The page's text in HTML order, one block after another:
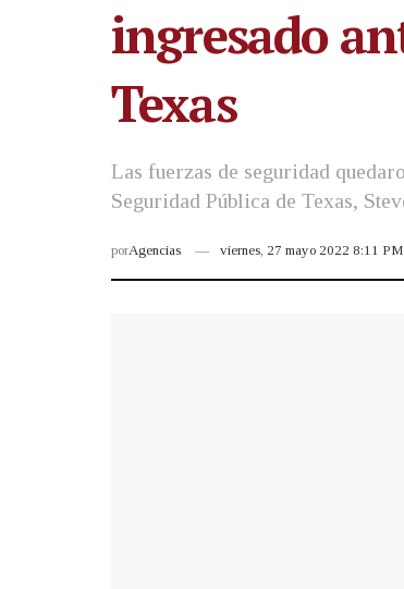
ingresado
Texas
Las fuerzas de seguridad
Seguridad Pública de Texas,
porAgencias viernes, 27 mayo 2022 8:11 PM